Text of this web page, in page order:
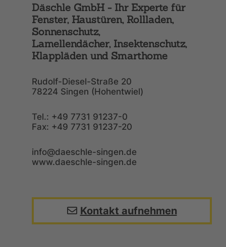
Däschle GmbH - Ihr Experte für
Fenster, Haustüren, Rollladen,
Sonnenschutz,
Lamellendächer, Insektenschutz,
Klappläden und Smarthome
Rudolf-Diesel-Straße 20
78224 Singen (Hohentwiel)
Tel.: +49 7731 91237-0
Fax: +49 7731 91237-20
info@daeschle-singen.de
www.daeschle-singen.de
Kontakt aufnehmen